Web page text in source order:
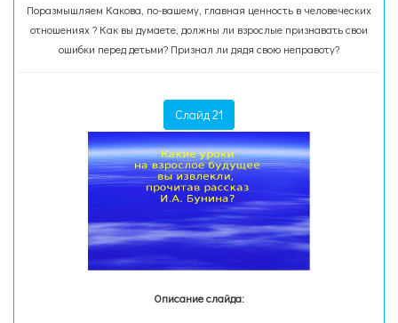
Поразмышляем Какова, по-вашему, главная ценность в человеческих
отношениях ? Как вы думаете, должны ли взрослые признавать свои
ошибки перед детьми? Признал ли дядя свою неправоту?
Слайд 21
Описание слайда: